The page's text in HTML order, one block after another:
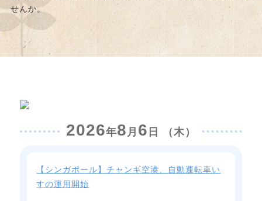
せんか。
2026年8 月 6 日 （木）
【シンガポール】チャンギ空港、自動運転車い
すの運用開始